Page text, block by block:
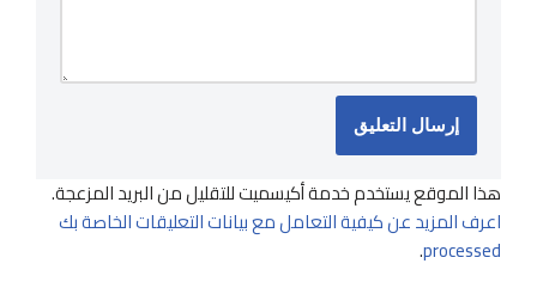
هذا الموقع يستخدم خدمة أكيسميت للتقليل من البريد المزعجة.
اعرف المزيد عن كيفية التعامل مع بيانات التعليقات الخاصة بك
processed
.